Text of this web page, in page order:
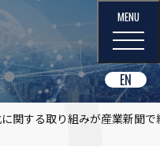
EN
関する取り組みが産業新聞